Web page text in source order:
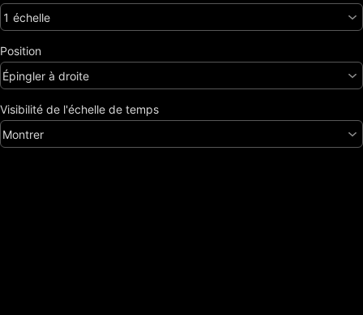
1 échelle
Position
Épingler à droite
Visibilité de l'échelle de temps
Montrer